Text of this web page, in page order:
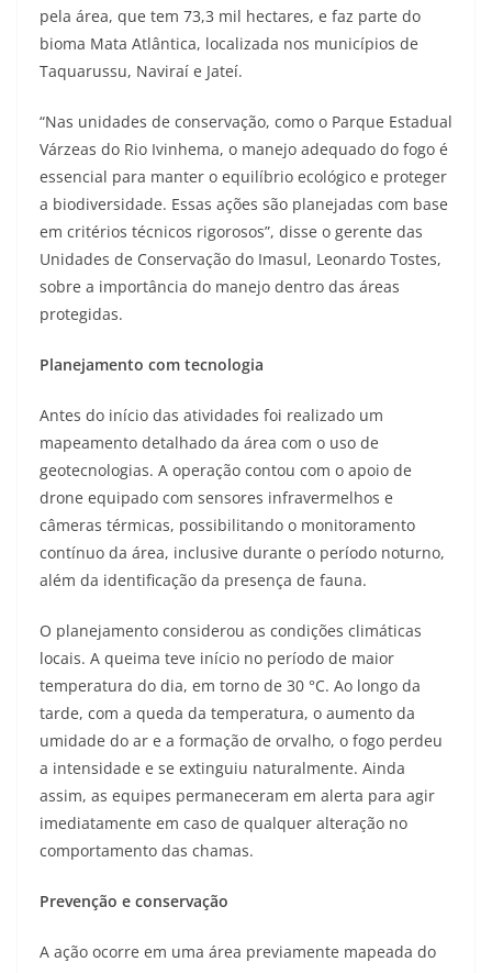
pela área, que tem 73,3 mil hectares, e faz parte do
bioma Mata Atlântica, localizada nos municípios de
Taquarussu, Naviraí e Jateí.
“Nas unidades de conservação, como o Parque Estadual
Várzeas do Rio Ivinhema, o manejo adequado do fogo é
essencial para manter o equilíbrio ecológico e proteger
a biodiversidade. Essas ações são planejadas com base
em critérios técnicos rigorosos”, disse o gerente das
Unidades de Conservação do Imasul, Leonardo Tostes,
sobre a importância do manejo dentro das áreas
protegidas.
Planejamento com tecnologia
Antes do início das atividades foi realizado um
mapeamento detalhado da área com o uso de
geotecnologias. A operação contou com o apoio de
drone equipado com sensores infravermelhos e
câmeras térmicas, possibilitando o monitoramento
contínuo da área, inclusive durante o período noturno,
além da identificação da presença de fauna.
O planejamento considerou as condições climáticas
locais. A queima teve início no período de maior
temperatura do dia, em torno de 30 °C. Ao longo da
tarde, com a queda da temperatura, o aumento da
umidade do ar e a formação de orvalho, o fogo perdeu
a intensidade e se extinguiu naturalmente. Ainda
assim, as equipes permaneceram em alerta para agir
imediatamente em caso de qualquer alteração no
comportamento das chamas.
Prevenção e conservação
A ação ocorre em uma área previamente mapeada do